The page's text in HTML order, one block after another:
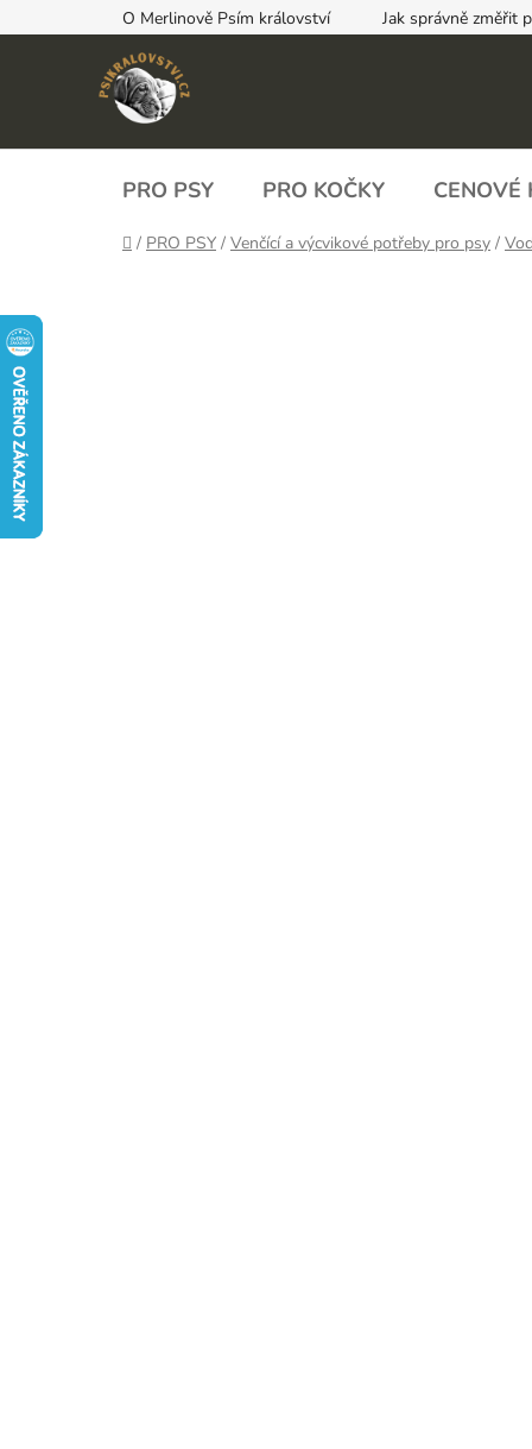
na
O Merlinově Psím království Jak správně změřit
PRO PSY PRO KOČKY CENOVÉ
Domů
/ PRO PSY / Venčící a výcvikové potřeby pro psy /